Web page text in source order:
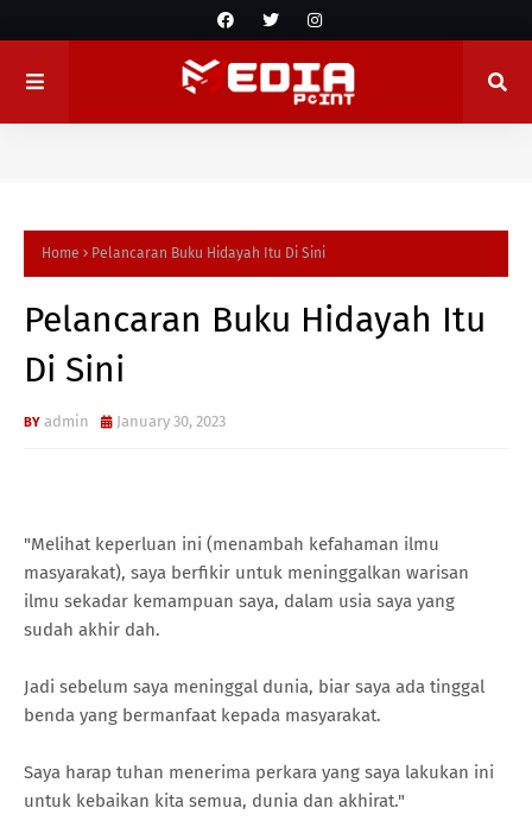
Home Pelancaran Buku Hidayah Itu Di Sini
Pelancaran Buku Hidayah Itu
Di Sini
admin January 30, 2023
"Melihat keperluan ini (menambah kefahaman ilmu
masyarakat), saya berfikir untuk meninggalkan warisan
ilmu sekadar kemampuan saya, dalam usia saya yang
sudah akhir dah.
Jadi sebelum saya meninggal dunia, biar saya ada tinggal
benda yang bermanfaat kepada masyarakat.
Saya harap tuhan menerima perkara yang saya lakukan ini
untuk kebaikan kita semua, dunia dan akhirat."